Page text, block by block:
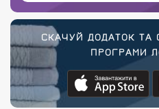
СКАЧУЙ ДОДАТОК ТА
ПРОГРАМИ